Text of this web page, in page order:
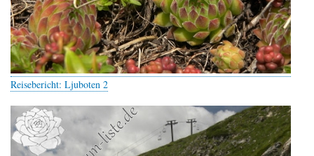
Reisebericht: Ljuboten 2